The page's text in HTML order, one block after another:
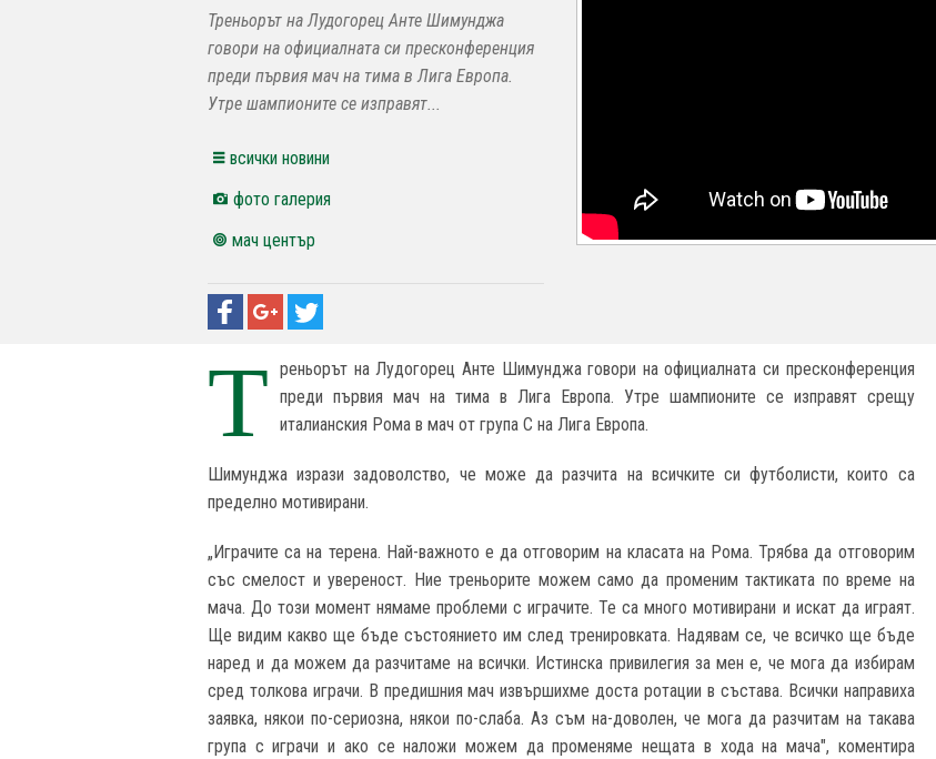
Треньорът на Лудогорец Анте Шимунджа
говори на официалната си пресконференция
преди първия мач на тима в Лига Европа.
Утре шампионите се изправят...
всички новини
фото галерия
мач център
Т реньорът на Лудогорец Анте Шимунджа говори на официалната си пресконференция
преди първия мач на тима в Лига Европа. Утре шампионите се изправят срещу
италианския Рома в мач от група С на Лига Европа.
Шимунджа изрази задоволство, че може да разчита на всичките си футболисти, които са
пределно мотивирани.
„Играчите са на терена. Най-важното е да отговорим на класата на Рома. Трябва да отговорим
със смелост и увереност. Ние треньорите можем само да променим тактиката по време на
мача. До този момент нямаме проблеми с играчите. Те са много мотивирани и искат да играят.
Ще видим какво ще бъде състоянието им след тренировката. Надявам се, че всичко ще бъде
наред и да можем да разчитаме на всички. Истинска привилегия за мен е, че мога да избирам
сред толкова играчи. В предишния мач извършихме доста ротации в състава. Всички направиха
заявка, някои по-сериозна, някои по-слаба. Аз съм на-доволен, че мога да разчитам на такава
група с играчи и ако се наложи можем да променяме нещата в хода на мача", коментира